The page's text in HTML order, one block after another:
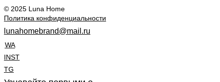
© 2025 Luna Home
Политика конфиденциальности
lunahomebrand@mail.ru
WA
INST
TG